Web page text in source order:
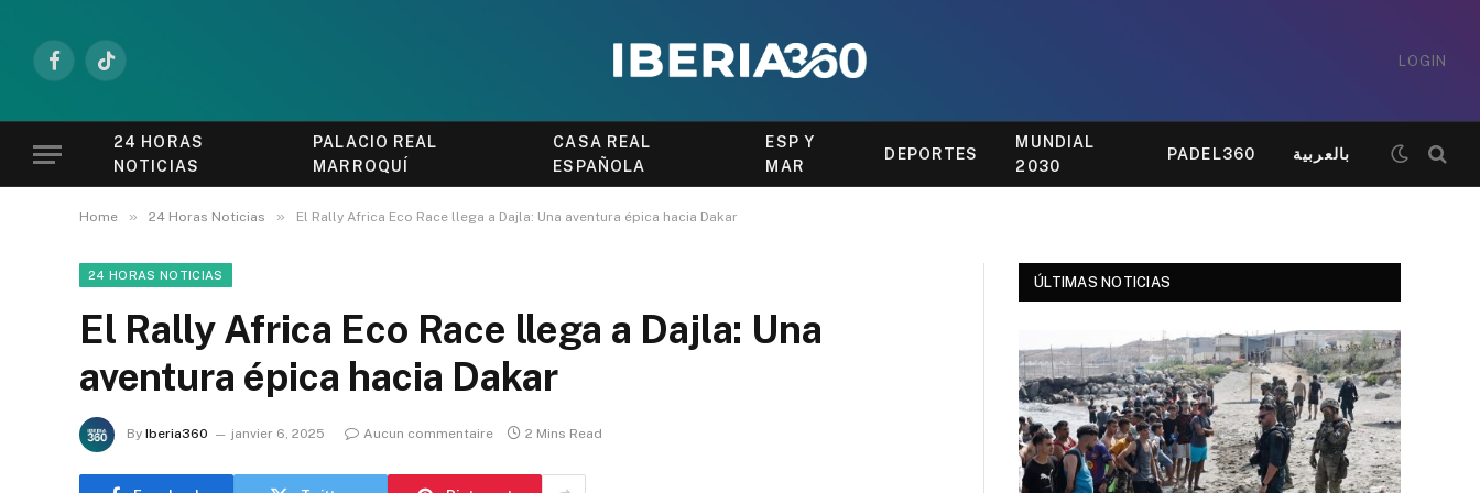
FacebookTikTok
LOGIN
24 HORAS
NOTICIAS
PALACIO REAL
MARROQUÍ
CASA REAL
ESPAÑOLA
ESP Y
MAR
DEPORTES
MUNDIAL
2030
PADEL360 بالعربية
Home » 24 Horas Noticias » El Rally Africa Eco Race llega a Dajla: Una aventura épica hacia Dakar
24 HORAS NOTICIAS
El Rally Africa Eco Race llega a Dajla: Una
aventura épica hacia Dakar
By Iberia360 janvier 6, 2025 Aucun commentaire 2 Mins Read
ÚLTIMAS NOTICIAS